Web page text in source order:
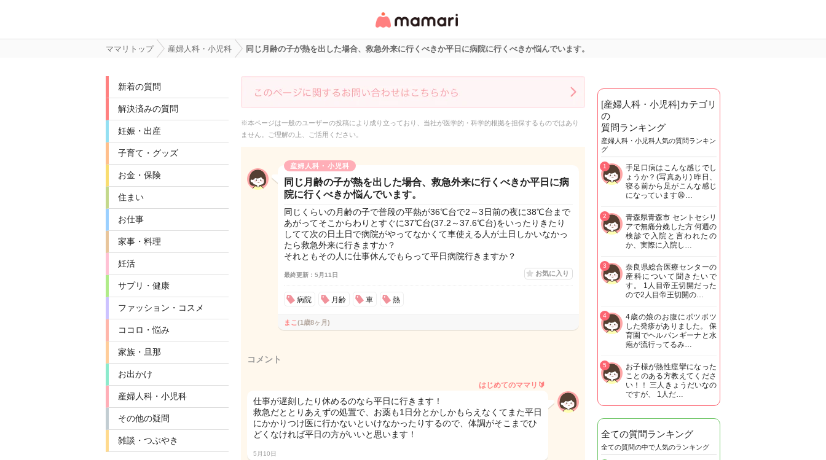
リ・情報サイト
ママリトップ 産婦人科・小児科 同じ月齢の子が熱を出した場合、救急外来に行くべきか平日に病院に行くべきか悩んでいます。
新着の質問
解決済みの質問
妊娠・出産
子育て・グッズ
お金・保険
住まい
お仕事
家事・料理
妊活
サプリ・健康
ファッション・コスメ
ココロ・悩み
家族・旦那
お出かけ
産婦人科・小児科
その他の疑問
雑談・つぶやき
※本ページは一般のユーザーの投稿により成り立っており、当社が医学的・科学的根拠を担保するものではあり
ません。ご理解の上、ご活用ください。
産婦人科・小児科
同じ月齢の子が熱を出した場合、救急外来に行くべきか平日に病
院に行くべきか悩んでいます。
同じくらいの月齢の子で普段の平熱が36℃台で2～3日前の夜に38℃台まで
あがってそこからわりとすぐに37℃台(37.2～37.6℃台)をいったりきたり
してて次の日土日で病院がやってなかくて車使える人が土日しかいなかっ
たら救急外来に行きますか？
それともその人に仕事休んでもらって平日病院行きますか？
最終更新：5月11日 お気に入り
病院 月齢 車 熱
まこ(1歳8ヶ月)
コメント
はじめてのママリ🔰
仕事が遅刻したり休めるのなら平日に行きます！
救急だととりあえずの処置で、お薬も1日分とかしかもらえなくてまた平日
にかかりつけ医に行かないといけなかったりするので、体調がそこまでひ
どくなければ平日の方がいいと思います！
5月10日
[産婦人科・小児科]カテゴリ
の
質問ランキング
産婦人科・小児科人気の質問ランキン
グ
手足口病はこんな感じでし
ょうか？(写真あり) 昨日、
寝る前から足がこんな感じ
になっています😫…
1
青森県青森市 セントセシリ
アで無痛分娩した方 何週の
検診で入院と言われたの
か、実際に入院し…
2
奈良県総合医療センターの
産科について聞きたいで
す。 1人目帝王切開だった
ので2人目帝王切開の…
3
4歳の娘のお腹にボツボツ
した発疹がありました。 保
育園でヘルパンギーナと水
疱が流行ってるみ…
4
お子様が熱性痙攣になった
ことのある方教えてくださ
い！！ 三人きょうだいなの
ですが、 1人だ…
5
全ての質問ランキング
全ての質問の中で人気のランキング